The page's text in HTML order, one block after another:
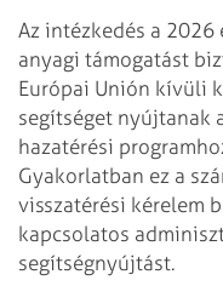
Az intézkedés a
anyagi támogatást
Európai Unión kívüli
segítséget nyújtanak
hazatérési
Gyakorlatban ez a
visszatérési kérelem
kapcsolatos
segítségnyújtást.